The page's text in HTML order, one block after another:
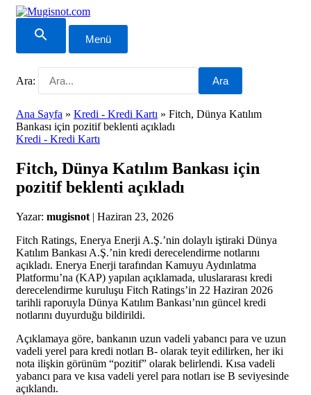
Menü
Ara: Ara
Ana Sayfa » Kredi - Kredi Kartı » Fitch, Dünya Katılım
Bankası için pozitif beklenti açıkladı
Kredi - Kredi Kartı
Fitch, Dünya Katılım Bankası için
pozitif beklenti açıkladı
Yazar: mugisnot | Haziran 23, 2026
Fitch Ratings, Enerya Enerji A.Ş.’nin dolaylı iştiraki Dünya
Katılım Bankası A.Ş.’nin kredi derecelendirme notlarını
açıkladı. Enerya Enerji tarafından Kamuyu Aydınlatma
Platformu’na (KAP) yapılan açıklamada, uluslararası kredi
derecelendirme kuruluşu Fitch Ratings’in 22 Haziran 2026
tarihli raporuyla Dünya Katılım Bankası’nın güncel kredi
notlarını duyurduğu bildirildi.
Açıklamaya göre, bankanın uzun vadeli yabancı para ve uzun
vadeli yerel para kredi notları B- olarak teyit edilirken, her iki
nota ilişkin görünüm “pozitif” olarak belirlendi. Kısa vadeli
yabancı para ve kısa vadeli yerel para notları ise B seviyesinde
açıklandı.